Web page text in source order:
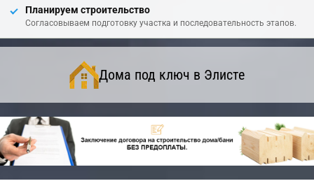
Планируем строительство
Согласовываем подготовку участка и последовательность этапов.
Дома под ключ в Элисте